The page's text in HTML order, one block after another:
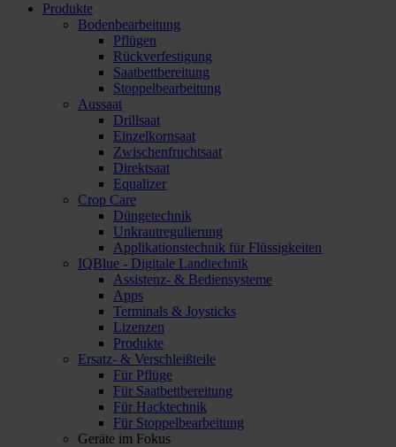
Produkte
Bodenbearbeitung
Pflügen
Rückverfestigung
Saatbettbereitung
Stoppelbearbeitung
Aussaat
Drillsaat
Einzelkornsaat
Zwischenfruchtsaat
Direktsaat
Equalizer
Crop Care
Düngetechnik
Unkrautregulierung
Applikationstechnik für Flüssigkeiten
IQBlue - Digitale Landtechnik
Assistenz- & Bediensysteme
Apps
Terminals & Joysticks
Lizenzen
Produkte
Ersatz- & Verschleißteile
Für Pflüge
Für Saatbettbereitung
Für Hacktechnik
Für Stoppelbearbeitung
Geräte im Fokus